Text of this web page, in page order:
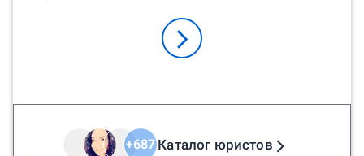
+687Каталог юристов